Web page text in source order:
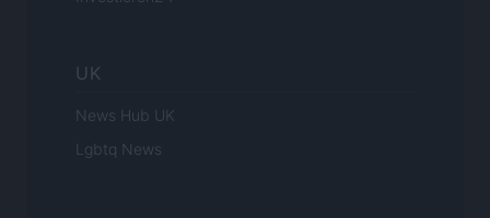
UK
News Hub UK
Lgbtq News